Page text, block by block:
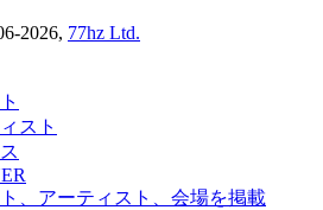
2026, 77hz Ltd.
スト
、アーティスト、会場を掲載